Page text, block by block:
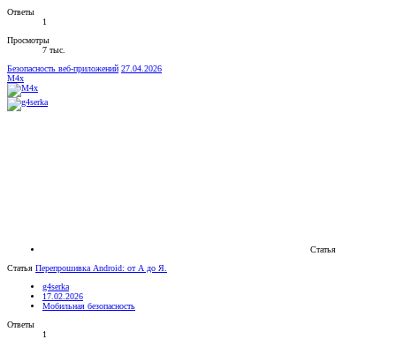
Ответы
1
Просмотры
7 тыс.
Безопасность веб-приложений 27.04.2026
M4x
Статья
Статья Перепрошивка Android: от А до Я.
g4serka
17.02.2026
Мобильная безопасность
Ответы
1